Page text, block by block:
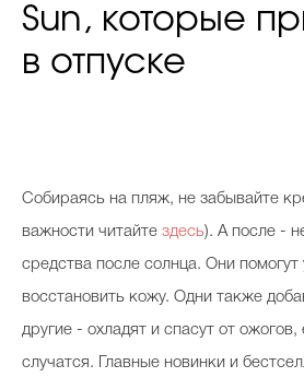
Sun, которые
в отпуске
Собираясь на пляж, не забывайте
важности читайте здесь). А после -
средства после солнца. Они помогут
восстановить кожу. Одни также
другие - охладят и спасут от ожогов,
случатся. Главные новинки и